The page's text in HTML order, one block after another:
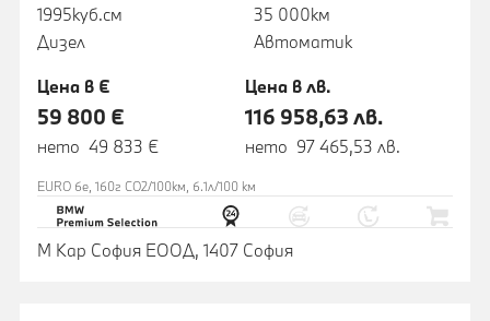
1995куб.cм
Дизел
35 000км
Автоматик
Цена в €
59 800 €
нето 49 833 €
Цена в лв.
116 958,63 лв.
нето 97 465,53 лв.
EURO 6e, 160г CO2/100км, 6.1л/100 км
М Кар София ЕООД, 1407 София